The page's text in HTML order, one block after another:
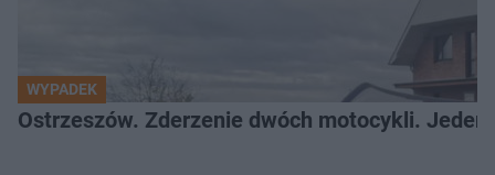
WYPADEK
Ostrzeszów. Zderzenie dwóch motocykli.